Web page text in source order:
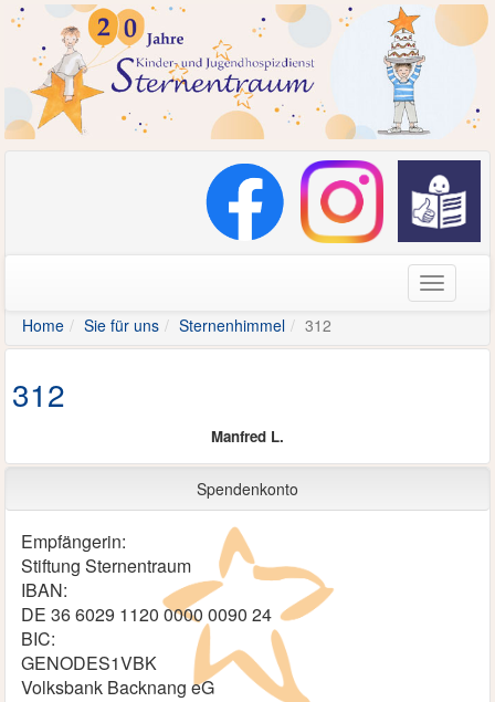
Home
Sie für uns Sternenhimmel 312
312
Manfred L.
Spendenkonto
Empfängerin:
Stiftung Sternentraum
IBAN:
DE 36 6029 1120 0000 0090 24
BIC:
GENODES1VBK
Volksbank Backnang eG